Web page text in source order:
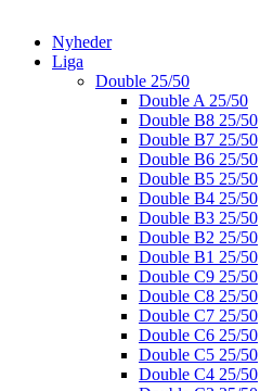
Nyheder
Liga
Double 25/50
Double A 25/50
Double B8 25/50
Double B7 25/50
Double B6 25/50
Double B5 25/50
Double B4 25/50
Double B3 25/50
Double B2 25/50
Double B1 25/50
Double C9 25/50
Double C8 25/50
Double C7 25/50
Double C6 25/50
Double C5 25/50
Double C4 25/50